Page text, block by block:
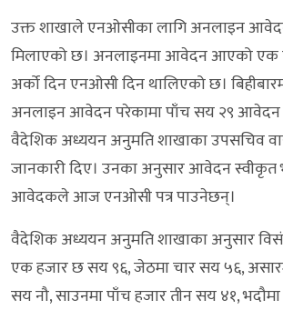
उक्त शाखाले एनओसीका लागि अनलाइन
मिलाएको छ। अनलाइनमा आवेदन आएको एक
अर्को दिन एनओसी दिन थालिएको छ।
अनलाइन आवेदन परेकामा पाँच सय २९
वैदेशिक अध्ययन अनुमति शाखाका उपसचिव
जानकारी दिए। उनका अनुसार आवेदन
आवेदकले आज एनओसी पत्र पाउनेछन्।
वैदेशिक अध्ययन अनुमति शाखाका अनुसार
एक हजार छ सय ९६, जेठमा चार सय ५६,
सय नौ, साउनमा पाँच हजार तीन सय ४१,